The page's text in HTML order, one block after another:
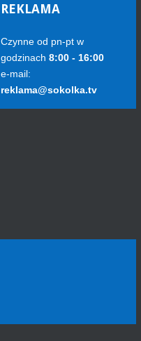
REKLAMA
Czynne od pn-pt w
godzinach 8:00 - 16:00
e-mail:
reklama@sokolka.tv